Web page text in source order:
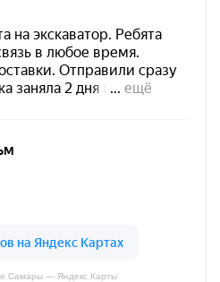
Самары — Яндекс Карты